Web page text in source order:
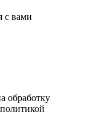
с вами
обработку